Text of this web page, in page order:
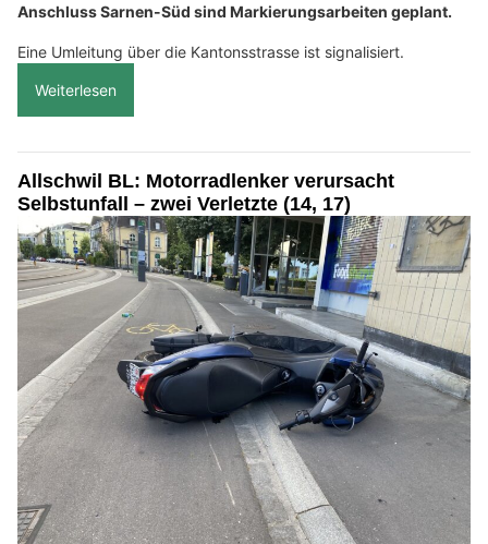
Anschluss Sarnen-Süd sind Markierungsarbeiten geplant.
Eine Umleitung über die Kantonsstrasse ist signalisiert.
Weiterlesen
Allschwil BL: Motorradlenker verursacht
Selbstunfall – zwei Verletzte (14, 17)